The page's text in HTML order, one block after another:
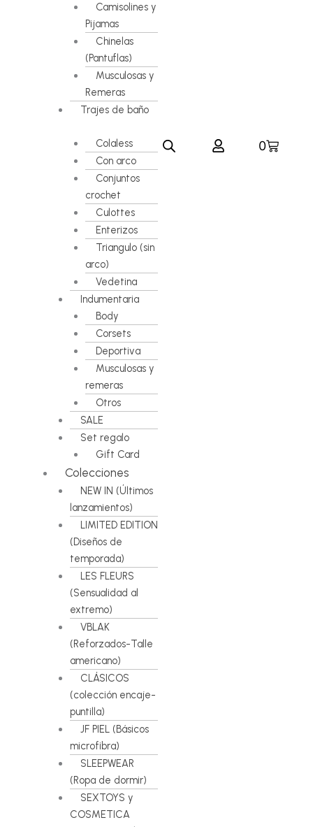
Camisolines y
Pijamas
Chinelas
(Pantuflas)
Musculosas y
Remeras
Trajes de baño
Colaless
Con arco
Conjuntos
crochet
Culottes
Enterizos
Triangulo (sin
arco)
Vedetina
Indumentaria
Body
Corsets
Deportiva
Musculosas y
remeras
Otros
SALE
Set regalo
Gift Card
Colecciones
NEW IN (Últimos
lanzamientos)
LIMITED EDITION
(Diseños de
temporada)
LES FLEURS
(Sensualidad al
extremo)
VBLAK
(Reforzados-Talle
americano)
CLÁSICOS
(colección encaje-
puntilla)
JF PIEL (Básicos
microfibra)
SLEEPWEAR
(Ropa de dormir)
SEXTOYS y
COSMETICA
0
Carrito